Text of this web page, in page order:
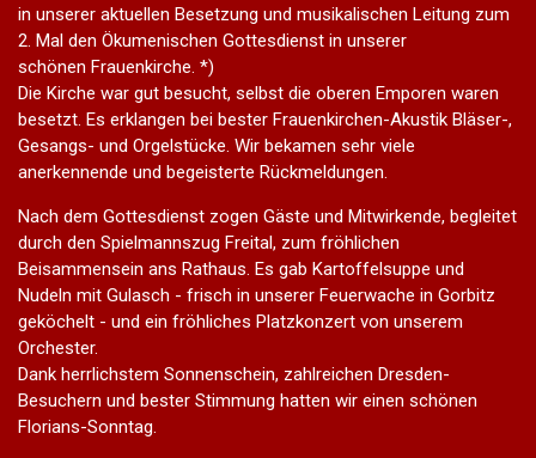
in unserer aktuellen Besetzung und musikalischen Leitung zum
2. Mal den Ökumenischen Gottesdienst in unserer
schönen Frauenkirche. *)
Die Kirche war gut besucht, selbst die oberen Emporen waren
besetzt. Es erklangen bei bester Frauenkirchen-Akustik Bläser-,
Gesangs- und Orgelstücke. Wir bekamen sehr viele
anerkennende und begeisterte Rückmeldungen.
Nach dem Gottesdienst zogen Gäste und Mitwirkende, begleitet
durch den Spielmannszug Freital, zum fröhlichen
Beisammensein ans Rathaus. Es gab Kartoffelsuppe und
Nudeln mit Gulasch - frisch in unserer Feuerwache in Gorbitz
geköchelt - und ein fröhliches Platzkonzert von unserem
Orchester.
Dank herrlichstem Sonnenschein, zahlreichen Dresden-
Besuchern und bester Stimmung hatten wir einen schönen
Florians-Sonntag.